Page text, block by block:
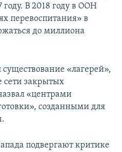
году. В 2018 году в ООН
перевоспитания» в
до миллиона
«лагерей»,
сети закрытых
«центрами
созданными для
подвергают критике